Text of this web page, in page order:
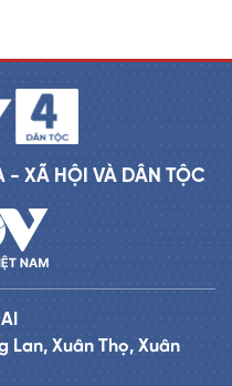
XÃ HỘI VÀ DÂN TỘC
Lan, Xuân Thọ, Xuân